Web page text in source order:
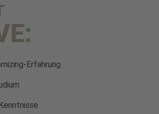
Erfahrung